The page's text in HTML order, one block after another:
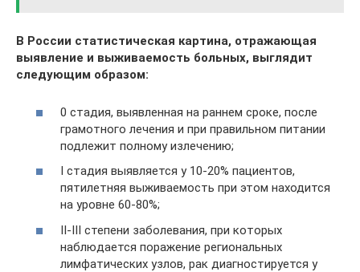
В России статистическая картина, отражающая
выявление и выживаемость больных, выглядит
следующим образом:
0 стадия, выявленная на раннем сроке, после
грамотного лечения и при правильном питании
подлежит полному излечению;
I стадия выявляется у 10-20% пациентов,
пятилетняя выживаемость при этом находится
на уровне 60-80%;
II-III степени заболевания, при которых
наблюдается поражение региональных
лимфатических узлов, рак диагностируется у